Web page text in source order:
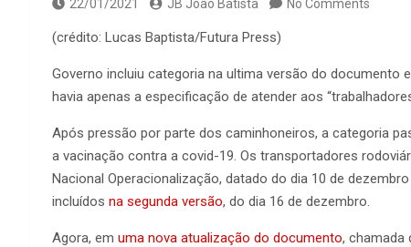
22/01/2021 JB João Batista No Comments
(crédito: Lucas Baptista/Futura Press)
Governo incluiu categoria na ultima versão do documento
havia apenas a especificação de atender aos
Após pressão por parte dos caminhoneiros, a categoria
a vacinação contra a covid-19. Os transportadores
Nacional Operacionalização, datado do dia 10 de
incluídos na segunda versão, do dia 16 de dezembro.
Agora, em uma nova atualização do documento, chamada